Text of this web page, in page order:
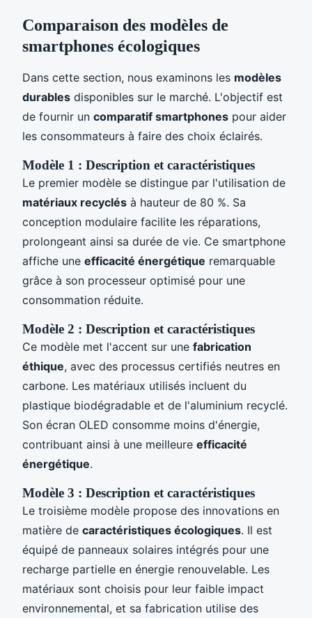
Comparaison des modèles de
smartphones écologiques
Dans cette section, nous examinons les modèles
durables disponibles sur le marché. L'objectif est
de fournir un comparatif smartphones pour aider
les consommateurs à faire des choix éclairés.
Modèle 1 : Description et caractéristiques
Le premier modèle se distingue par l'utilisation de
matériaux recyclés à hauteur de 80 %. Sa
conception modulaire facilite les réparations,
prolongeant ainsi sa durée de vie. Ce smartphone
affiche une efficacité énergétique remarquable
grâce à son processeur optimisé pour une
consommation réduite.
Modèle 2 : Description et caractéristiques
Ce modèle met l'accent sur une fabrication
éthique, avec des processus certifiés neutres en
carbone. Les matériaux utilisés incluent du
plastique biodégradable et de l'aluminium recyclé.
Son écran OLED consomme moins d'énergie,
contribuant ainsi à une meilleure efficacité
énergétique.
Modèle 3 : Description et caractéristiques
Le troisième modèle propose des innovations en
matière de caractéristiques écologiques. Il est
équipé de panneaux solaires intégrés pour une
recharge partielle en énergie renouvelable. Les
matériaux sont choisis pour leur faible impact
environnemental, et sa fabrication utilise des